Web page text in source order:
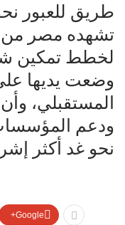
طريق للعبور
تشهده مصر من
لخطط تمكين
وضعت يديها
المستقبلي،
ودعم
نحو غد أكثر
Google+